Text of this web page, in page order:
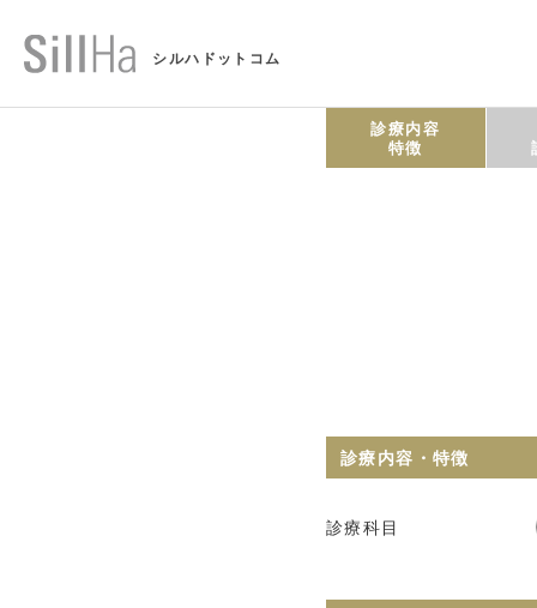
シルハドットコム
診療内容
特徴
診療内容・特徴
診療科目